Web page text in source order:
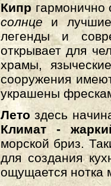
Кипргармонично
солнце и
легенды и
открывает для
храмы,
сооружения
украшены
Лето здесь
Климат -
морской бриз.
для создания
ощущается нотка